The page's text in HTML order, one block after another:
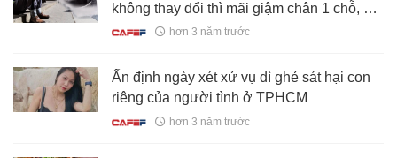
không thay đổi thì mãi giậm chân 1 chỗ, cố
đến mấy cũng không giàu
hơn 3 năm trước
Ấn định ngày xét xử vụ dì ghẻ sát hại con
riêng của người tình ở TPHCM
hơn 3 năm trước